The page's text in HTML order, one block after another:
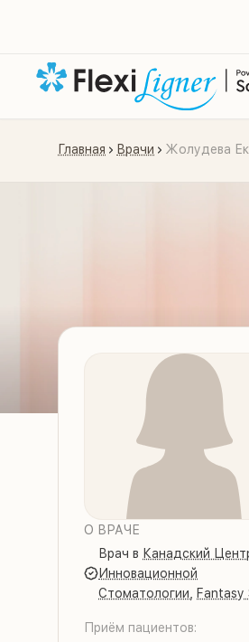
Главная Врачи Жолудева
О ВРАЧЕ
врач в Канадский
Инновационной
Стоматологии
Fantasy
Приём пациентов: